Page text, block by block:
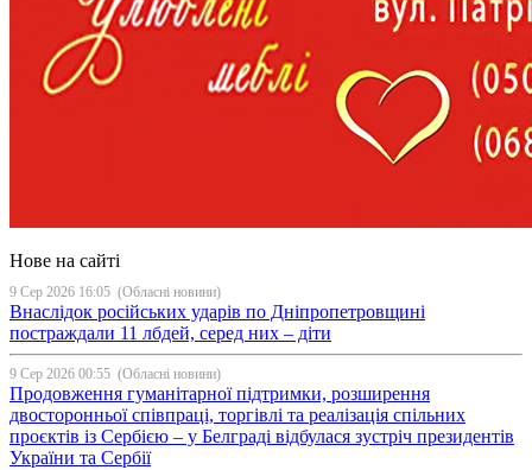
Нове на сайті
9 Сер 2026 16:05 (Обласні новини)
Внаслідок російських ударів по Дніпропетровщині
постраждали 11 лбдей, серед них – діти
9 Сер 2026 00:55 (Обласні новини)
Продовження гуманітарної підтримки, розширення
двосторонньої співпраці, торгівлі та реалізація спільних
проєктів із Сербією – у Белграді відбулася зустріч президентів
України та Сербії